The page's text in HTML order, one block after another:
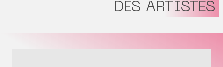
DES ARTISTES